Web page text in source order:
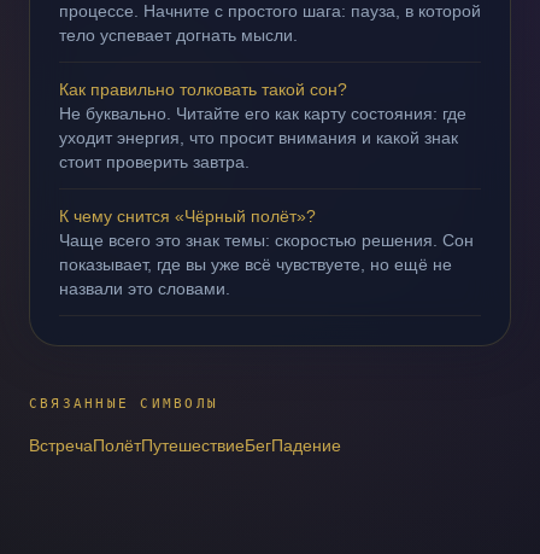
процессе. Начните с простого шага: пауза, в которой
тело успевает догнать мысли.
Как правильно толковать такой сон?
Не буквально. Читайте его как карту состояния: где
уходит энергия, что просит внимания и какой знак
стоит проверить завтра.
К чему снится «Чёрный полёт»?
Чаще всего это знак темы: скоростью решения. Сон
показывает, где вы уже всё чувствуете, но ещё не
назвали это словами.
СВЯЗАННЫЕ СИМВОЛЫ
ВстречаПолётПутешествиеБегПадение